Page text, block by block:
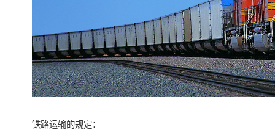
铁路运输的规定：